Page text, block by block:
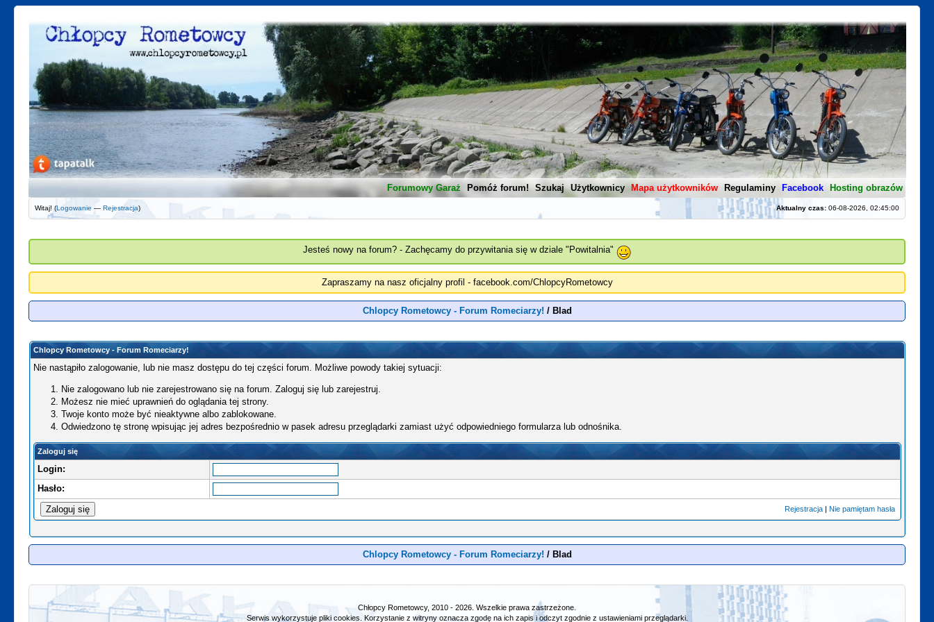
Forumowy Garaż Pomóż forum! Szukaj Użytkownicy Mapa użytkowników Regulaminy Facebook Hosting obrazów
Aktualny czas:06-08-2026, 02:45:00
Witaj! (Logowanie —Rejestracja)
Jesteś nowy na forum? - Zachęcamy do przywitania się w dziale "Powitalnia"
Zapraszamy na nasz oficjalny profil - facebook.com/ChlopcyRometowcy
Chlopcy Rometowcy - Forum Romeciarzy! / Blad
Chlopcy Rometowcy - Forum Romeciarzy!
Nie nastąpiło zalogowanie, lub nie masz dostępu do tej części forum. Możliwe powody takiej sytuacji:
Nie zalogowano lub nie zarejestrowano się na forum. Zaloguj się lub zarejestruj.
Możesz nie mieć uprawnień do oglądania tej strony.
Twoje konto może być nieaktywne albo zablokowane.
Odwiedzono tę stronę wpisując jej adres bezpośrednio w pasek adresu przeglądarki zamiast użyć odpowiedniego formularza lub odnośnika.
Zaloguj się
Login:
Hasło:
Rejestracja| Nie pamiętam hasła
Chlopcy Rometowcy - Forum Romeciarzy! / Blad
Chłopcy Rometowcy, 2010 - 2026. Wszelkie prawa zastrzeżone.
Serwis wykorzystuje pliki cookies. Korzystanie z witryny oznacza zgodę na ich zapis i odczyt zgodnie z ustawieniami przeglądarki.